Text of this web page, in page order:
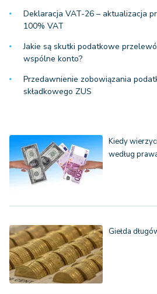
Deklaracja VAT-26 – aktualizacja
100% VAT
Jakie są skutki podatkowe
wspólne konto?
Przedawnienie zobowiązania
składkowego ZUS
Kiedy
według
Giełda